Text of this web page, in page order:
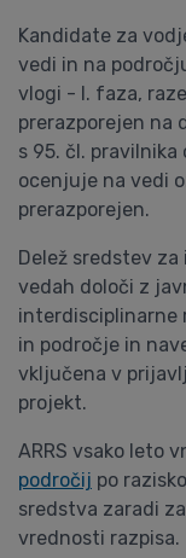
Kandidate za
vedi in na
vlogi - I. faza,
prerazporejen na
s 95. čl.
ocenjuje na vedi
prerazporejen.
Delež sredstev
vedah določi z
interdisciplinarne
in področje in
vključena v
projekt.
ARRS vsako leto
področij po
sredstva zaradi
vrednosti razpisa.